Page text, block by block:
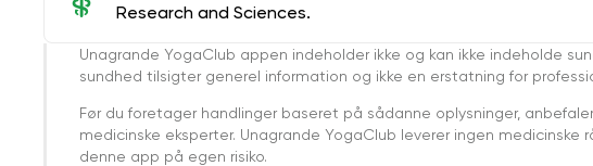
Research and Sciences.
Unagrande YogaClub appen indeholder ikke og kan ikke indeholde
sundhed tilsigter generel information og ikke en erstatning for
Før du foretager handlinger baseret på sådanne oplysninger,
medicinske eksperter. Unagrande YogaClub leverer ingen medicinske
denne app på egen risiko.